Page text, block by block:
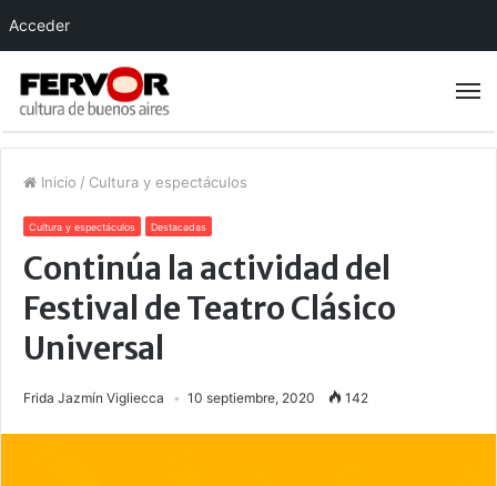
Inicio / Cultura y espectáculos
Cultura y espectáculos Destacadas
Continúa la actividad del
Festival de Teatro Clásico
Universal
Frida Jazmín Vigliecca 10 septiembre, 2020 142
Acceder